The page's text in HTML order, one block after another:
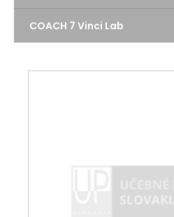
COACH 7 Vinci Lab